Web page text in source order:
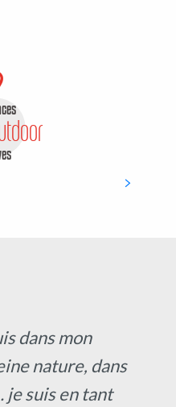
dans mon
nature, dans
suis en tant